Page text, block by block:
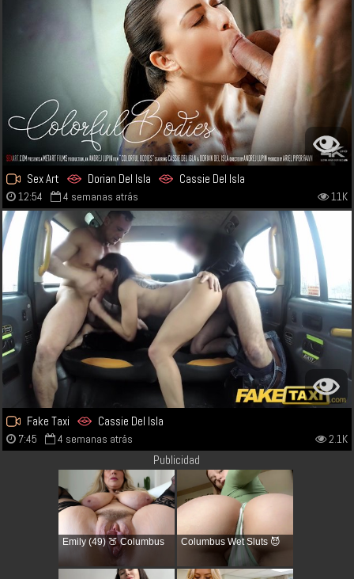
Sex Art Dorian Del Isla Cassie Del Isla
12:54 4 semanas atrás 11K
Fake Taxi Cassie Del Isla
7:45 4 semanas atrás 2.1K
Publicidad
Emily (49) 🍑 Columbus Columbus Wet Sluts 😈